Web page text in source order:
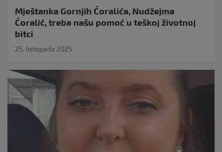
Mještanka Gornjih Ćoralića, Nudžejma
Ćoralić, treba našu pomoć u teškoj životnoj
bitci
25. listopada 2025.